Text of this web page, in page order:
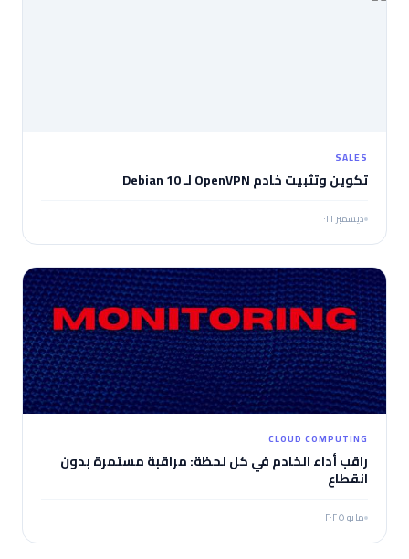
SALES
تكوين وتثبيت خادم OpenVPN لـ Debian 10
ديسمبر ٢٠٢١
CLOUD COMPUTING
راقب أداء الخادم في كل لحظة: مراقبة مستمرة بدون
انقطاع
مايو ٢٠٢٥